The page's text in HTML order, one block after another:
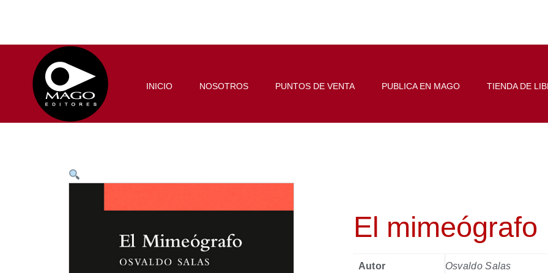
INICIO NOSOTROS PUNTOS DE VENTA PUBLICA EN MAGO TIENDA DE
El mimeógrafo
Autor Osvaldo Salas